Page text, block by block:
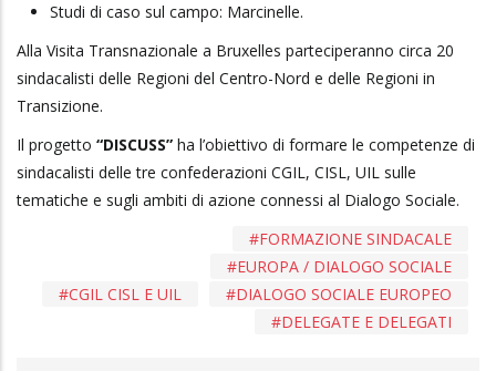
Studi di caso sul campo: Marcinelle.
Alla Visita Transnazionale a Bruxelles parteciperanno circa 20
sindacalisti delle Regioni del Centro-Nord e delle Regioni in
Transizione.
Il progetto “DISCUSS” ha l’obiettivo di formare le competenze di
sindacalisti delle tre confederazioni CGIL, CISL, UIL sulle
tematiche e sugli ambiti di azione connessi al Dialogo Sociale.
FORMAZIONE SINDACALE
EUROPA / DIALOGO SOCIALE
DIALOGO SOCIALE EUROPEO
CGIL CISL E UIL
DELEGATE E DELEGATI